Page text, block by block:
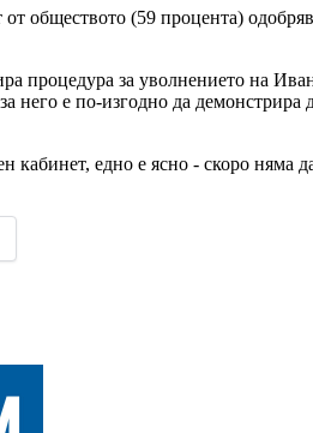
обществото (59 процента)
за уволнението на
е по-изгодно да демонстрира
кабинет, едно е ясно - скоро няма